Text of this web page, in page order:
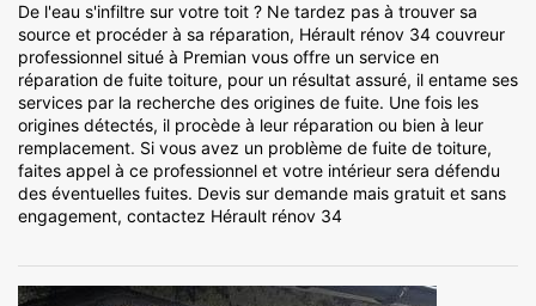
De l'eau s'infiltre sur votre toit ? Ne tardez pas à trouver sa
source et procéder à sa réparation, Hérault rénov 34 couvreur
professionnel situé à Premian vous offre un service en
réparation de fuite toiture, pour un résultat assuré, il entame ses
services par la recherche des origines de fuite. Une fois les
origines détectés, il procède à leur réparation ou bien à leur
remplacement. Si vous avez un problème de fuite de toiture,
faites appel à ce professionnel et votre intérieur sera défendu
des éventuelles fuites. Devis sur demande mais gratuit et sans
engagement, contactez Hérault rénov 34